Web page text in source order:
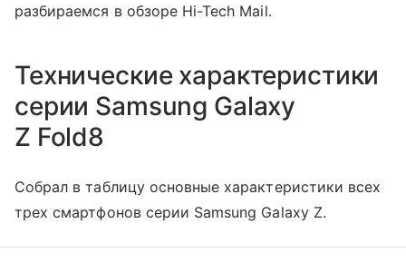
разбираемся в обзоре Hi-Tech Mail.
Технические характеристики
серии Samsung Galaxy
Z Fold8
Собрал в таблицу основные характеристики всех
трех смартфонов серии Samsung Galaxy Z.